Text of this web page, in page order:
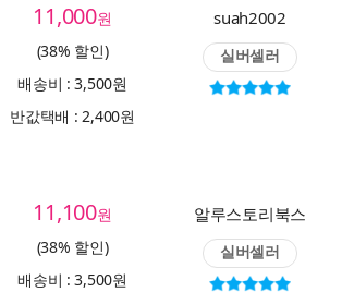
11,000원
(38% 할인)
배송비 : 3,500원
반값택배 : 2,400원
suah2002
실버셀러
11,100원
(38% 할인)
배송비 : 3,500원
알루스토리북스
실버셀러